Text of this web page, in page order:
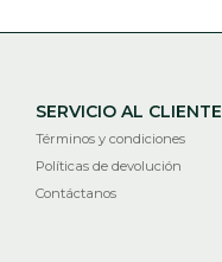
SERVICIO AL CLIENTE
Términos y condiciones
Políticas de devolución
Contáctanos